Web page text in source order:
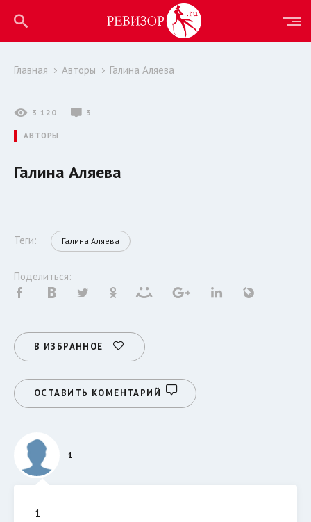
Главная Авторы Галина Аляева
3 120 3
АВТОРЫ
Галина Аляева
Теги: Галина Аляева
Поделиться:
В ИЗБРАННОЕ
ОСТАВИТЬ КОМЕНТАРИЙ
1
1